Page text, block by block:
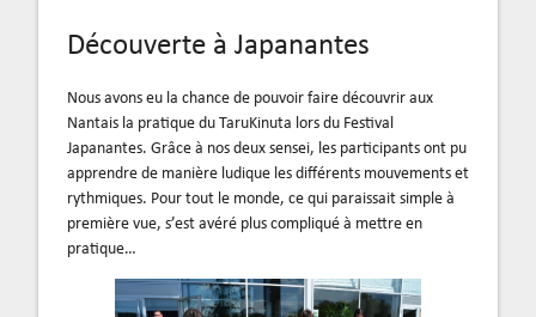
Découverte à Japanantes
Nous avons eu la chance de pouvoir faire découvrir aux
Nantais la pratique du TaruKinuta lors du Festival
Japanantes. Grâce à nos deux sensei, les participants ont pu
apprendre de manière ludique les différents mouvements et
rythmiques. Pour tout le monde, ce qui paraissait simple à
première vue, s’est avéré plus compliqué à mettre en
pratique…